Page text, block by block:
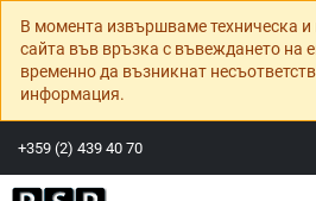
В момента извършваме техническа и
сайта във връзка с въвеждането на
временно да възникнат
информация.
+359 (2) 439 40 70